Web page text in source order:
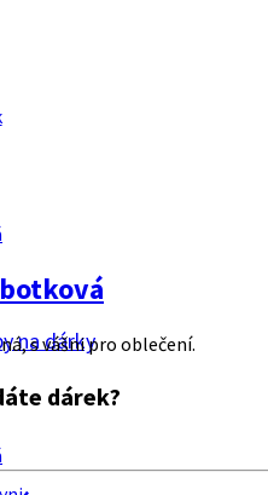
na dárky
dárek?
s vášni pro oblečení.